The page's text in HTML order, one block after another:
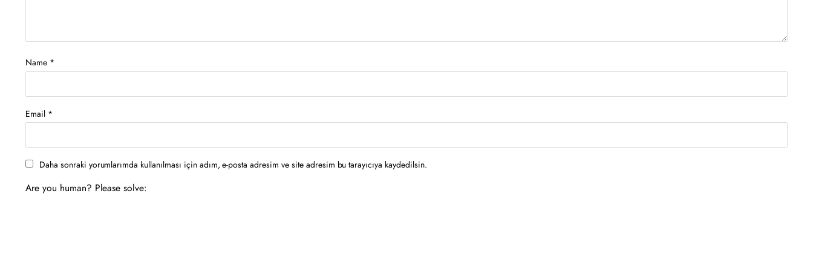
Name *
Email *
Daha sonraki yorumlarımda kullanılması için adım, e-posta adresim ve site adresim bu tarayıcıya kaydedilsin.
Are you human? Please solve: